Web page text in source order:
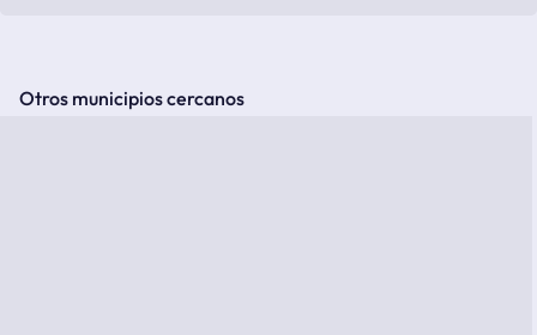
Otros municipios cercanos